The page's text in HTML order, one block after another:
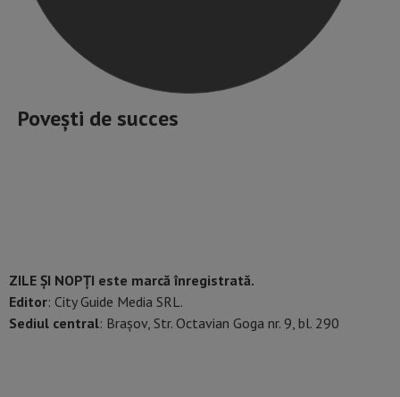
Povești de succes
ZILE ȘI NOPȚI este marcă înregistrată.
Editor: City Guide Media SRL.
Sediul central: Brașov, Str. Octavian Goga nr. 9, bl. 290